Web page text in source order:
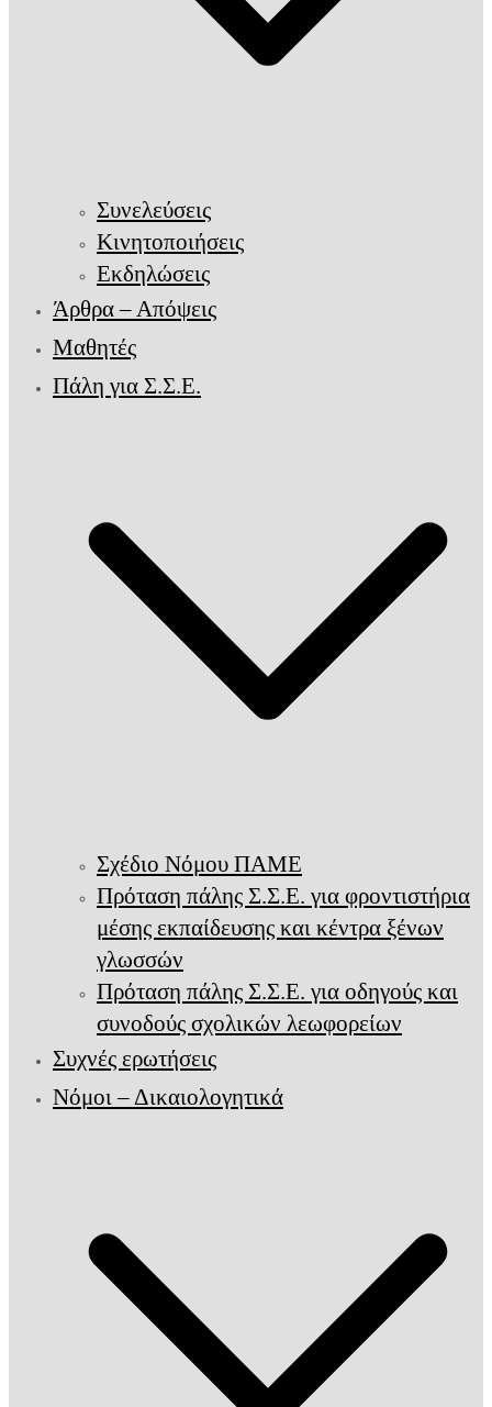
Συνελεύσεις
Κινητοποιήσεις
Εκδηλώσεις
Άρθρα – Απόψεις
Μαθητές
Πάλη για Σ.Σ.Ε.
Σχέδιο Νόμου ΠΑΜΕ
Πρόταση πάλης Σ.Σ.Ε. για φροντιστήρια
μέσης εκπαίδευσης και κέντρα ξένων
γλωσσών
Πρόταση πάλης Σ.Σ.Ε. για οδηγούς και
συνοδούς σχολικών λεωφορείων
Συχνές ερωτήσεις
Νόμοι – Δικαιολογητικά